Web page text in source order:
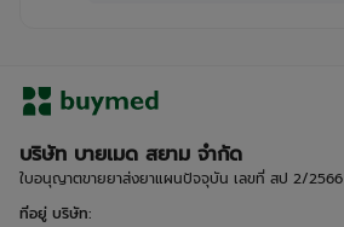
บริษัท บายเมด สยาม จำกัด
ใบอนุญาตขายยาส่งยาแผนปัจจุบัน เลขที่ สป 2/2566
ที่อยู่ บริษัท: